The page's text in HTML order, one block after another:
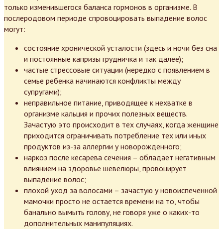
только изменившегося баланса гормонов в организме. В
послеродовом периоде спровоцировать выпадение волос
могут:
состояние хронической усталости (здесь и ночи без сна
и постоянные капризы грудничка и так далее);
частые стрессовые ситуации (нередко с появлением в
семье ребенка начинаются конфликты между
супругами);
неправильное питание, приводящее к нехватке в
организме кальция и прочих полезных веществ.
Зачастую это происходит в тех случаях, когда женщине
приходится ограничивать потребление тех или иных
продуктов из-за аллергии у новорожденного;
наркоз после кесарева сечения – обладает негативным
влиянием на здоровье шевелюры, провоцирует
выпадение волос;
плохой уход за волосами – зачастую у новоиспеченной
мамочки просто не остается времени на то, чтобы
банально вымыть голову, не говоря уже о каких-то
дополнительных манипуляциях.